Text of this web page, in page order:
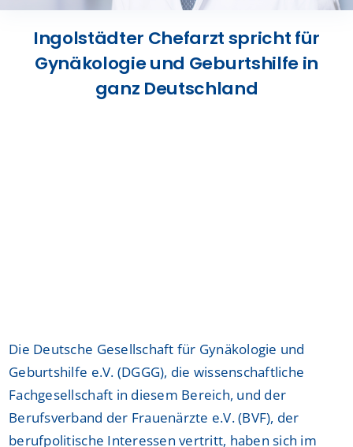
Presse
Kontakt
Ingolstädter Chefarzt spricht für
Gynäkologie und Geburtshilfe in
ganz Deutschland
Die Deutsche Gesellschaft für Gynäkologie und
Geburtshilfe e.V. (DGGG), die wissenschaftliche
Fachgesellschaft in diesem Bereich, und der
Berufsverband der Frauenärzte e.V. (BVF), der
berufpolitische Interessen vertritt, haben sich im